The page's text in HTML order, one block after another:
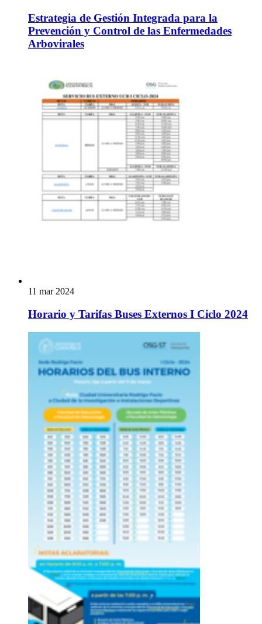
Estrategia de Gestión Integrada para la
Prevención y Control de las Enfermedades
Arbovirales
11 mar 2024
Horario y Tarifas Buses Externos I Ciclo 2024